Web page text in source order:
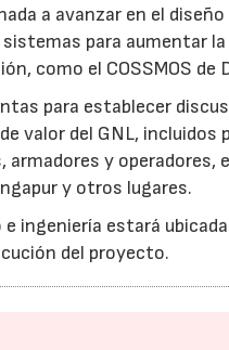
a avanzar en el
para aumentar
como el COSSMOS de
para establecer
valor del GNL,
y operadores,
y otros lugares.
ingeniería estará
del proyecto.